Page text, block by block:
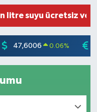
litre suyu ücretsiz
47,6006 0.06%